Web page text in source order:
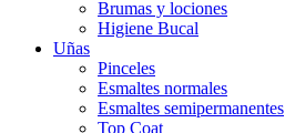
Brumas y lociones
Higiene Bucal
Uñas
Pinceles
Esmaltes normales
Esmaltes semipermanentes
Top Coat